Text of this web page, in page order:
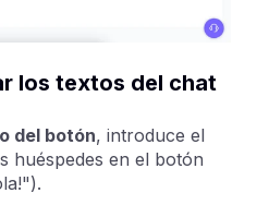
los textos del chat
del botón, introduce el
huéspedes en el botón